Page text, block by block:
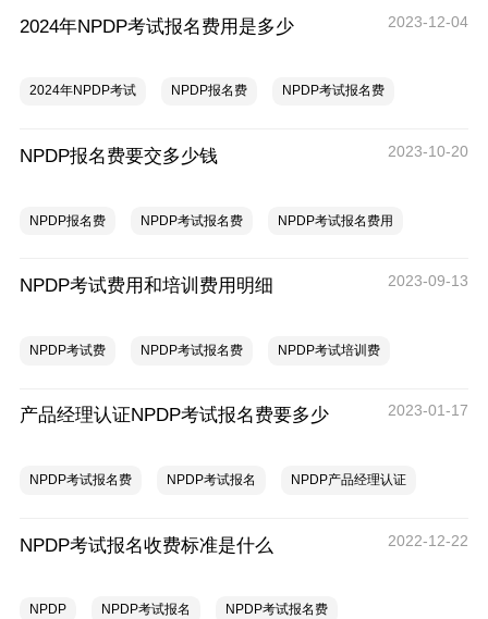
2024年NPDP考试报名费用是多少 2023-12-04
2024年NPDP考试 NPDP报名费 NPDP考试报名费
NPDP报名费要交多少钱 2023-10-20
NPDP报名费 NPDP考试报名费 NPDP考试报名费用
NPDP考试费用和培训费用明细 2023-09-13
NPDP考试费 NPDP考试报名费 NPDP考试培训费
产品经理认证NPDP考试报名费要多少 2023-01-17
NPDP考试报名费 NPDP考试报名 NPDP产品经理认证
NPDP考试报名收费标准是什么 2022-12-22
NPDP NPDP考试报名 NPDP考试报名费